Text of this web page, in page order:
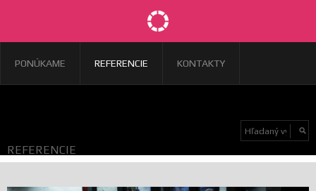
PONÚKAME REFERENCIE KONTAKTY
REFERENCIE